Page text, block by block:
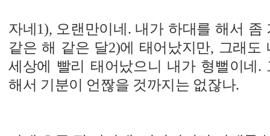
자네1), 오랜만이네. 내가 하대를 해서 좀
같은 해 같은 달2)에 태어났지만, 그래도
세상에 빨리 태어났으니 내가 형뻘이네.
해서 기분이 언짢을 것까지는 없잖나.